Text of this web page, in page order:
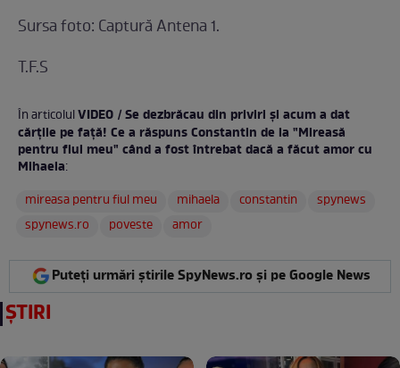
Sursa foto: Captură Antena 1.
T.F.S
În articolulVIDEO / Se dezbrăcau din priviri şi acum a dat
cărţile pe faţă! Ce a răspuns Constantin de la "Mireasă
pentru fiul meu" când a fost întrebat dacă a făcut amor cu
Mihaela:
mireasa pentru fiul meu
mihaela constantin
spynews
spynews.ro
poveste amor
Puteți urmări știrile SpyNews.ro și pe Google News
ȘTIRI